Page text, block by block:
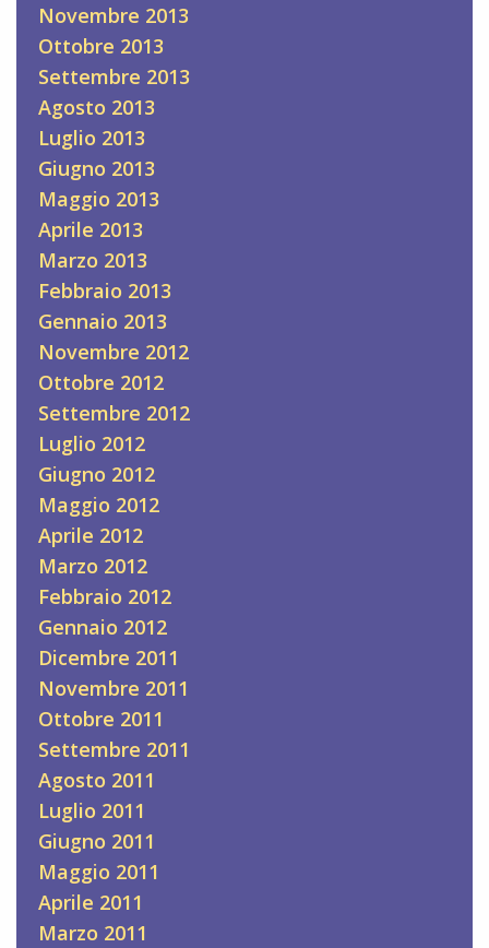
Novembre 2013
Ottobre 2013
Settembre 2013
Agosto 2013
Luglio 2013
Giugno 2013
Maggio 2013
Aprile 2013
Marzo 2013
Febbraio 2013
Gennaio 2013
Novembre 2012
Ottobre 2012
Settembre 2012
Luglio 2012
Giugno 2012
Maggio 2012
Aprile 2012
Marzo 2012
Febbraio 2012
Gennaio 2012
Dicembre 2011
Novembre 2011
Ottobre 2011
Settembre 2011
Agosto 2011
Luglio 2011
Giugno 2011
Maggio 2011
Aprile 2011
Marzo 2011